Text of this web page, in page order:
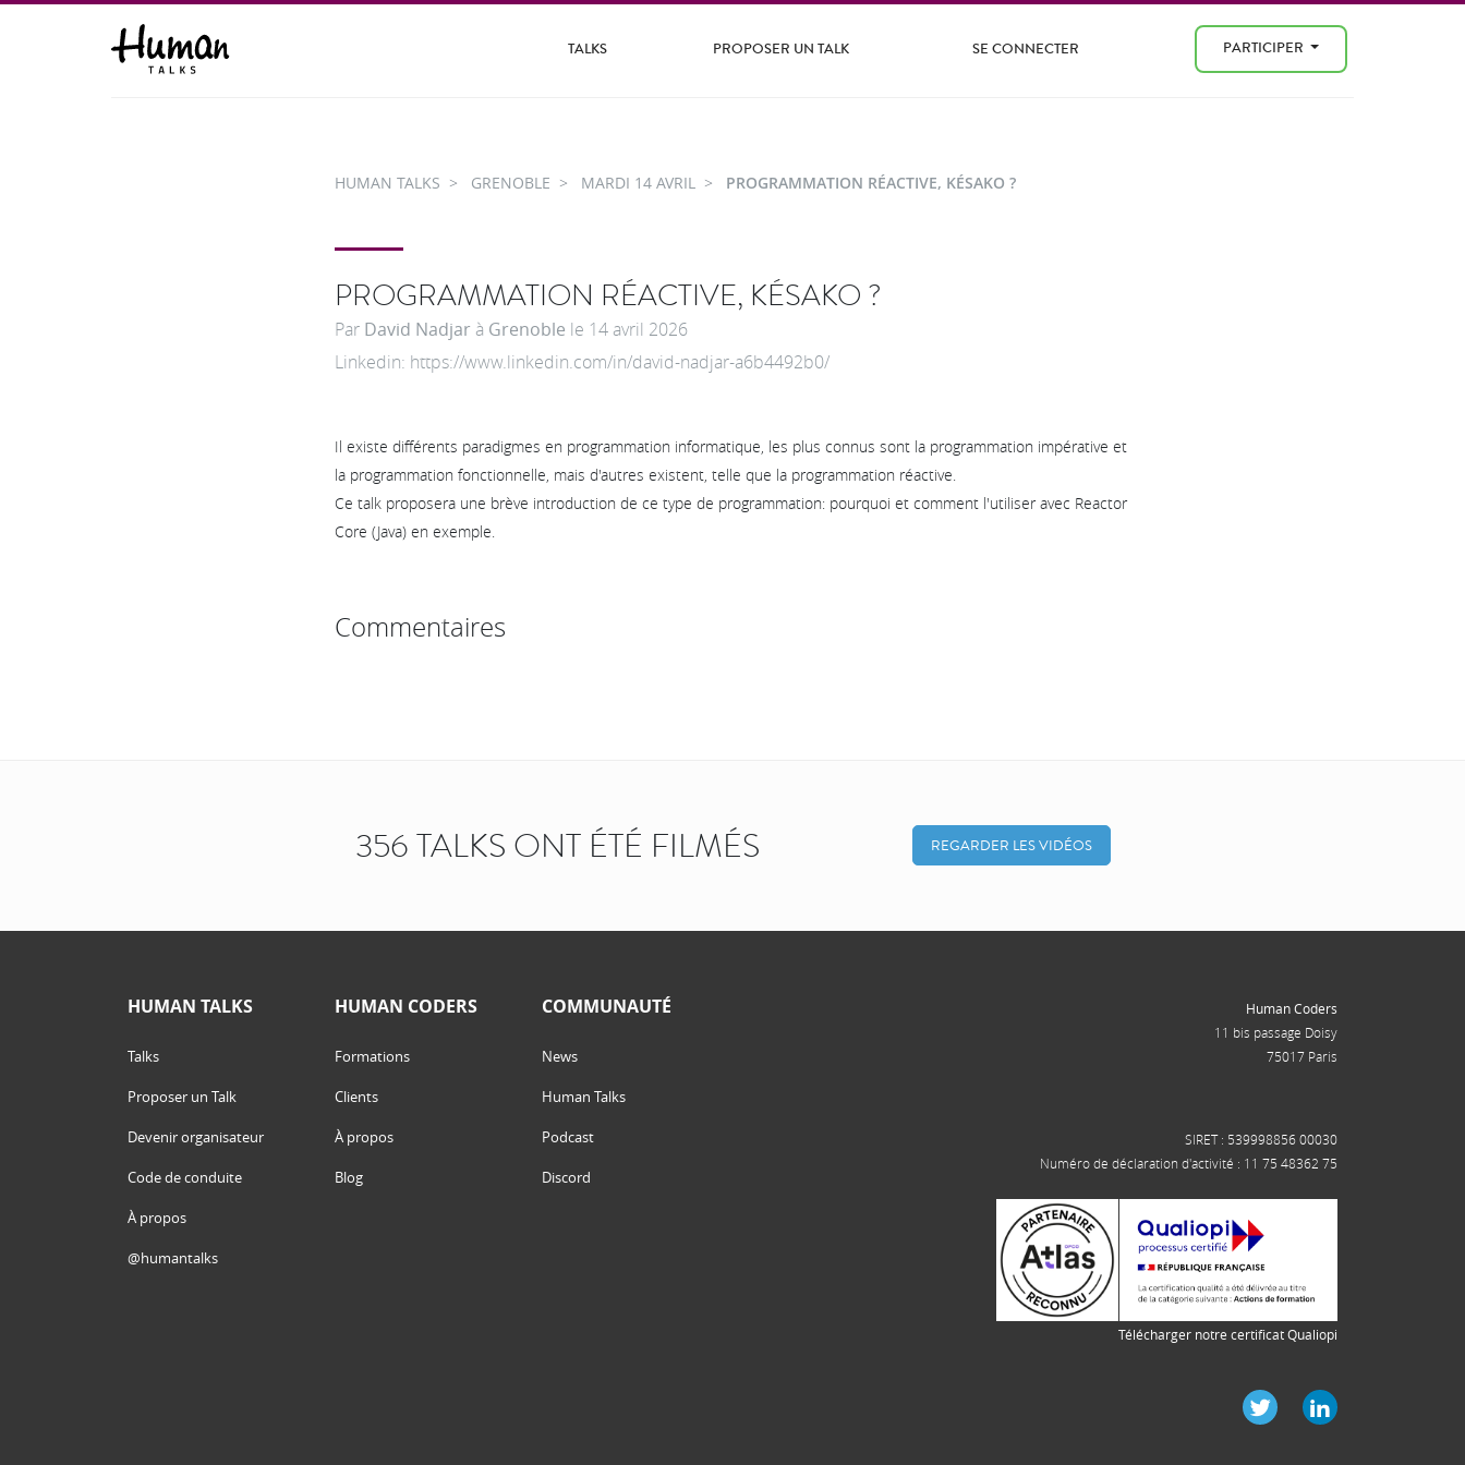
TALKS PROPOSER UN TALK SE CONNECTER PARTICIPER
HUMAN TALKS GRENOBLE MARDI 14 AVRIL PROGRAMMATION RÉACTIVE, KÉSAKO ?
PROGRAMMATION RÉACTIVE, KÉSAKO ?
Par David Nadjar à Grenoble le 14 avril 2026
Linkedin: https://www.linkedin.com/in/david-nadjar-a6b4492b0/
Il existe différents paradigmes en programmation informatique, les plus connus sont la programmation impérative et
la programmation fonctionnelle, mais d'autres existent, telle que la programmation réactive.
Ce talk proposera une brève introduction de ce type de programmation: pourquoi et comment l'utiliser avec Reactor
Core (Java) en exemple.
Commentaires
356 TALKS ONT ÉTÉ FILMÉS REGARDER LES VIDÉOS
HUMAN TALKS
Talks
Proposer un Talk
Devenir organisateur
Code de conduite
À propos
@humantalks
HUMAN CODERS
Formations
Clients
À propos
Blog
COMMUNAUTÉ
News
Human Talks
Podcast
Discord
Human Coders
11 bis passage Doisy
75017 Paris
SIRET : 539998856 00030
Numéro de déclaration d'activité : 11 75 48362 75
Télécharger notre certificat Qualiopi